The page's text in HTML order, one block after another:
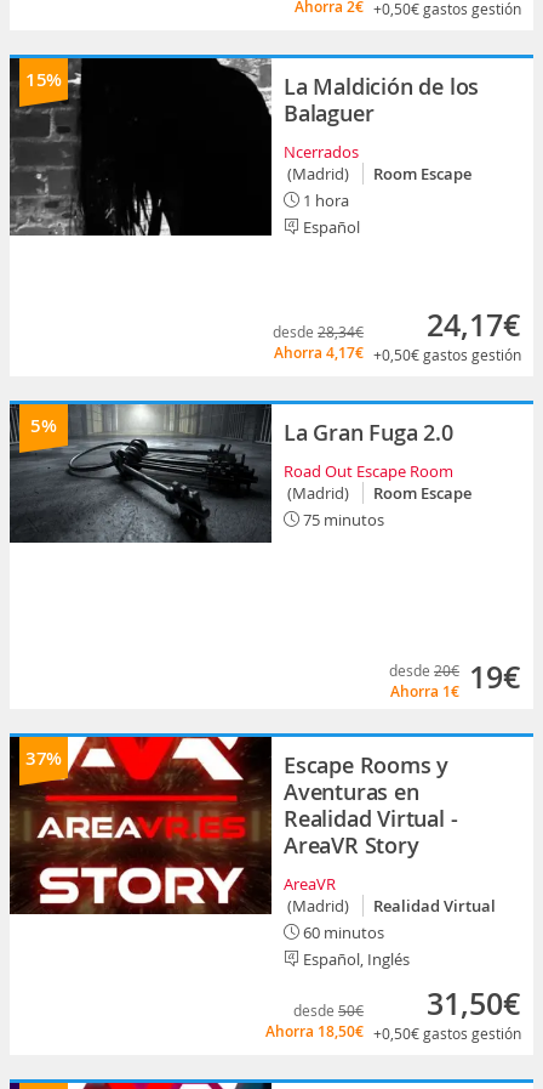
Ahorra 2€ +0,50€gastos gestión
15%
La Maldición de los
Balaguer
Ncerrados
(Madrid)
Room Escape
1 hora
Español
desde 28,34€
Ahorra 4,17€
24,17€
+0,50€gastos gestión
5% La Gran Fuga 2.0
Road Out Escape Room
(Madrid)
Room Escape
75 minutos
desde 20€
Ahorra 1€ 19€
37%
Escape Rooms y
Aventuras en
Realidad Virtual -
AreaVR Story
AreaVR
(Madrid)
Realidad Virtual
60 minutos
Español, Inglés
desde 50€
Ahorra 18,50€
31,50€
+0,50€gastos gestión